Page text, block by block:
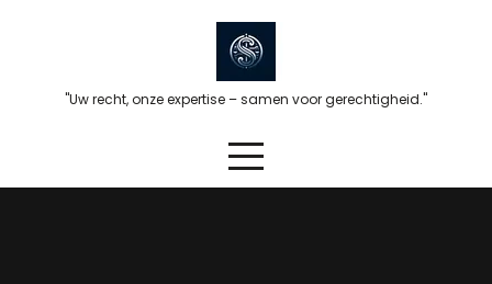
"Uw recht, onze expertise – samen voor gerechtigheid."